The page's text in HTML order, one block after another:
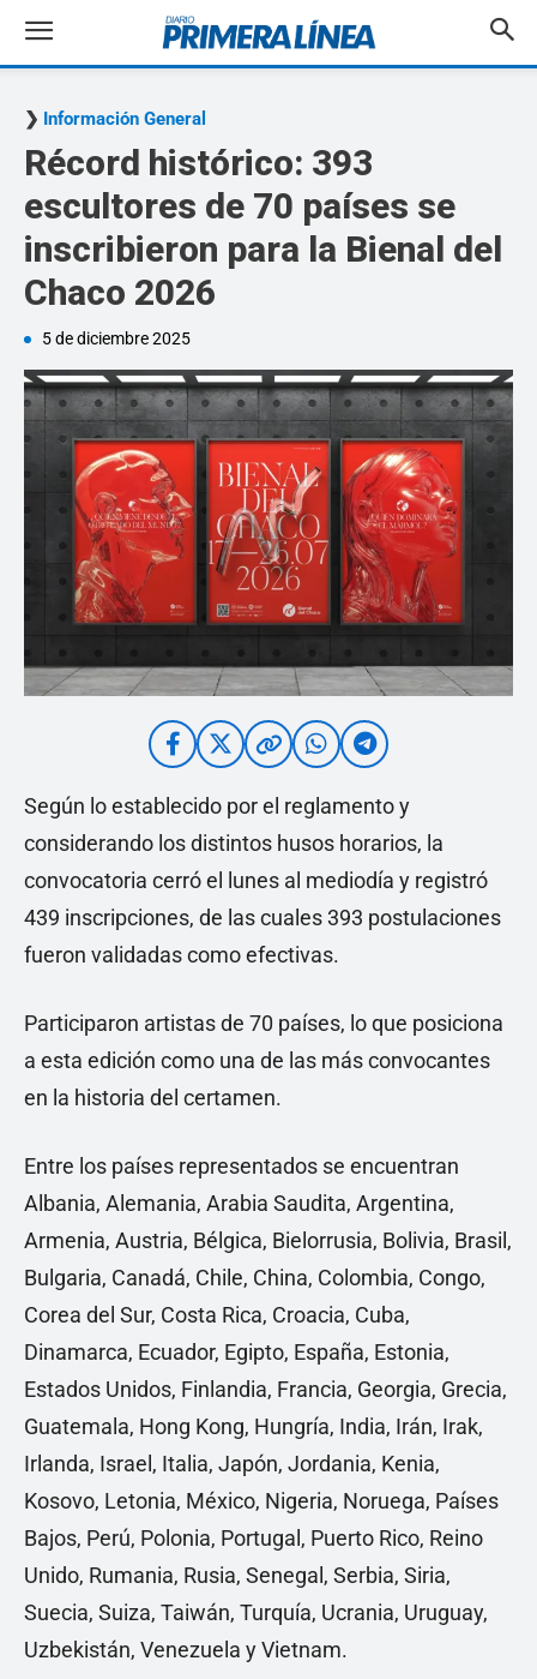
Información General
Récord histórico: 393
escultores de 70 países se
inscribieron para la Bienal del
Chaco 2026
5 de diciembre 2025
Según lo establecido por el reglamento y
considerando los distintos husos horarios, la
convocatoria cerró el lunes al mediodía y registró
439 inscripciones, de las cuales 393 postulaciones
fueron validadas como efectivas.
Participaron artistas de 70 países, lo que posiciona
a esta edición como una de las más convocantes
en la historia del certamen.
Entre los países representados se encuentran
Albania, Alemania, Arabia Saudita, Argentina,
Armenia, Austria, Bélgica, Bielorrusia, Bolivia, Brasil,
Bulgaria, Canadá, Chile, China, Colombia, Congo,
Corea del Sur, Costa Rica, Croacia, Cuba,
Dinamarca, Ecuador, Egipto, España, Estonia,
Estados Unidos, Finlandia, Francia, Georgia, Grecia,
Guatemala, Hong Kong, Hungría, India, Irán, Irak,
Irlanda, Israel, Italia, Japón, Jordania, Kenia,
Kosovo, Letonia, México, Nigeria, Noruega, Países
Bajos, Perú, Polonia, Portugal, Puerto Rico, Reino
Unido, Rumania, Rusia, Senegal, Serbia, Siria,
Suecia, Suiza, Taiwán, Turquía, Ucrania, Uruguay,
Uzbekistán, Venezuela y Vietnam.